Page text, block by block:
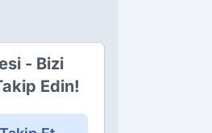
- Bizi
Edin!